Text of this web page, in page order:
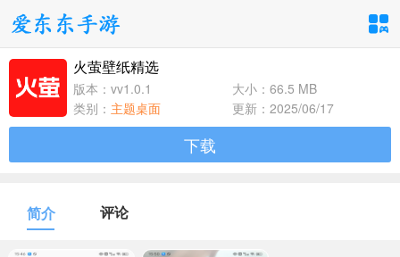
手游分类
卡牌回合
1百+款手游
1百+款手游
火萤壁纸精选
版本：vv1.0.1
大小：66.5 MB
类别： 主题桌面 更新：2025/06/17
下载
简介 评论